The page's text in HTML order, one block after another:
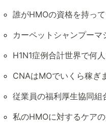
誰がHMOの資格を持っ
カーペットシャンプーマ
H1N1症例合計世界で何
CNAはMOでいくら稼ぎ
従業員の福利厚生協同組
私のHMOに対するケア